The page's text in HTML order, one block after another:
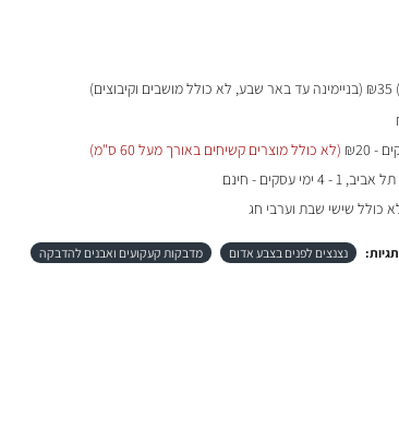
₪35 (בניימינה עד באר שבע, לא כולל מושבים וקיבוצים)
(לא כולל מוצרים קשיחים באורך מעל 60 ס"מ)
עסקים - חינם
כולל שישי שבת וערבי חג
תגיות: נצנצים לפנים בצבע אדום מדבקות קעקועים ואבנים להדבקה